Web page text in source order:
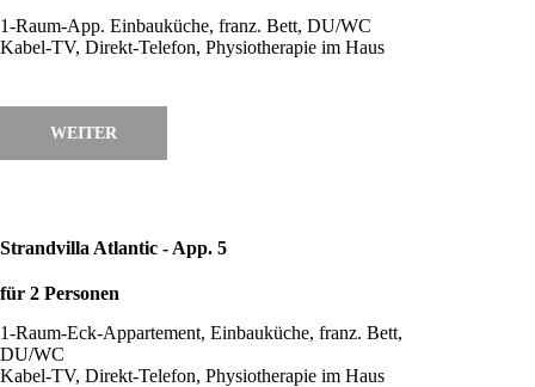
1-Raum-App. Einbauküche, franz. Bett, DU/WC
Kabel-TV, Direkt-Telefon, Physiotherapie im Haus
WEITER
Strandvilla Atlantic - App. 5
für 2 Personen
1-Raum-Eck-Appartement, Einbauküche, franz. Bett,
DU/WC
Kabel-TV, Direkt-Telefon, Physiotherapie im Haus